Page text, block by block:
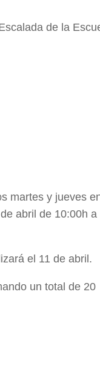
de la
martes y jueves
abril de 10:00h a
el 11 de abril.
un total de 20